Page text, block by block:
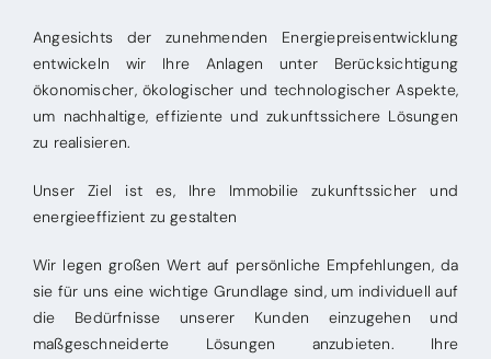
Angesichts der zunehmenden Energiepreisentwicklung
entwickeln wir Ihre Anlagen unter Berücksichtigung
ökonomischer, ökologischer und technologischer Aspekte,
um nachhaltige, effiziente und zukunftssichere Lösungen
zu realisieren.
Unser Ziel ist es, Ihre Immobilie zukunftssicher und
energieeffizient zu gestalten
Wir legen großen Wert auf persönliche Empfehlungen, da
sie für uns eine wichtige Grundlage sind, um individuell auf
die Bedürfnisse unserer Kunden einzugehen und
maßgeschneiderte Lösungen anzubieten. Ihre